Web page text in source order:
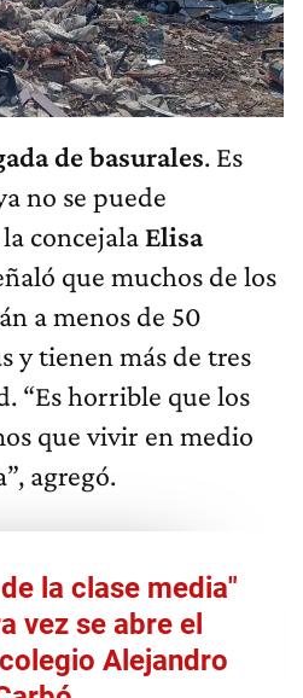
de basurales. Es
no se puede
concejala Elisa
que muchos de los
a menos de 50
y tienen más de tres
“Es horrible que los
que vivir en medio
agregó.
la clase media"
vez se abre el
Alejandro